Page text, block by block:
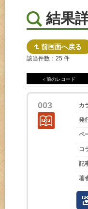
結果
前画面へ戻る
該当件数：25 件
＜前のレコード
003 カ
発
ペ
コ
記
著